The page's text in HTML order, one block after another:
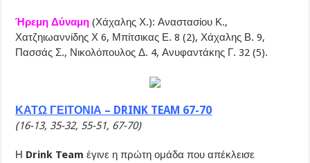
Ήρεμη Δύναμη(Χάχαλης Χ.): Αναστασίου Κ.,
Χατζηιωαννίδης Χ 6, Μπίτσικας Ε. 8 (2), Χάχαλης Β. 9,
Πασσάς Σ., Νικολόπουλος Δ. 4, Ανυφαντάκης Γ. 32 (5).
ΚΑΤΩ ΓΕΙΤΟΝΙΑ – DRINK TEAM 67-70
(16-13, 35-32, 55-51, 67-70)
Η Drink Team έγινε η πρώτη ομάδα που απέκλεισε